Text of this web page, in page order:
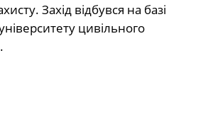
Захід відбувся на базі
цивільного